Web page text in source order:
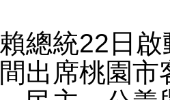
賴總統22日
間出席桃園